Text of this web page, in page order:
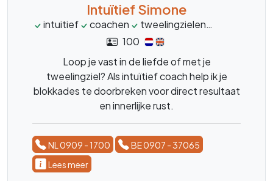
Intuïtief Simone
intuitief coachen tweelingzielen
100
Loop je vast in de liefde of met je
tweelingziel? Als intuïtief coach help ik je
blokkades te doorbreken voor direct resultaat
en innerlijke rust.
NL 0909 - 1700
BE 0907 - 37065
Lees meer